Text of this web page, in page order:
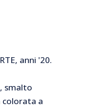
anni '20.
smalto
colorata a